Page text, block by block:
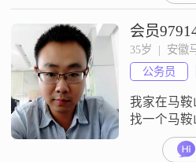
会员
35岁  |  安徽
公务员
我家在马鞍
找一个马鞍
涂），不
好、工作